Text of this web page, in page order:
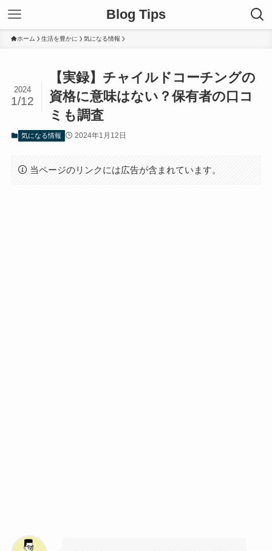
Blog Tips
ホーム 生活を豊かに 気になる情報
【実録】チャイルドコーチングの
資格に意味はない？保有者の口コ
ミも調査
2024
1/12
気になる情報 2024年1月12日
当ページのリンクには広告が含まれています。